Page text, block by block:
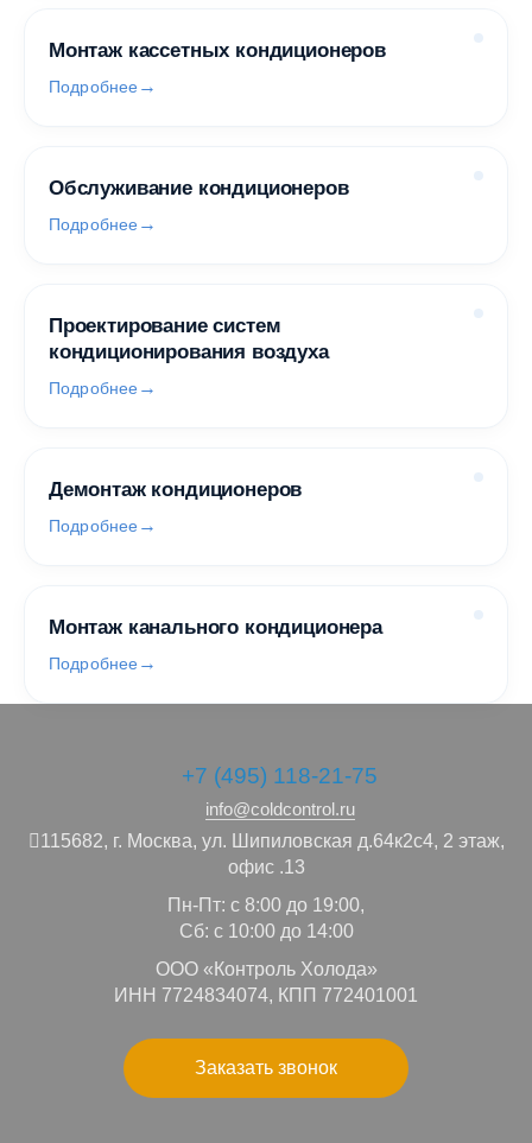
Монтаж кассетных кондиционеров
Подробнее
Обслуживание кондиционеров
Подробнее
Проектирование систем
кондиционирования воздуха
Подробнее
Демонтаж кондиционеров
Подробнее
Монтаж канального кондиционера
Подробнее
+7 (495) 118-21-75
info@coldcontrol.ru
115682, г. Москва, ул. Шипиловская д.64к2с4, 2 этаж,
офис .13
Пн-Пт: с 8:00 до 19:00,
Сб: с 10:00 до 14:00
ООО «Контроль Холода»
ИНН 7724834074, КПП 772401001
Заказать звонок